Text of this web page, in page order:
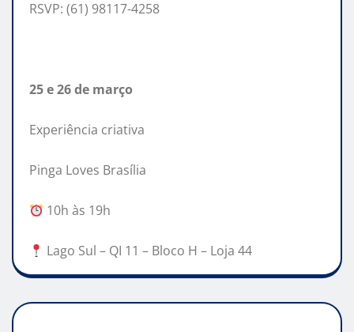
RSVP: (61) 98117-4258
25 e 26 de março
Experiência criativa
Pinga Loves Brasília
10h às 19h
Lago Sul – QI 11 – Bloco H – Loja 44